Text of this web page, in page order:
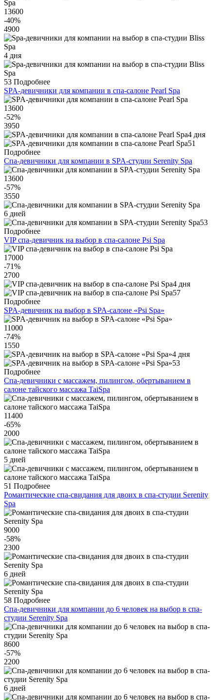
13600
-40%
4900
4 дня
53 Подробнее
SPA-девичники для компании в спа-салоне Pearl Spa
13600
-52%
3950
4 дня
51
Подробнее
Спа-девичники для компании в SPA-студии Serenity Spa
13600
-57%
3550
6 дней
53
Подробнее
VIP спа-девичник на выбор в спа-салоне Psi Spa
17000
-71%
2700
4 дня
57
Подробнее
SPA-девичник на выбор в SPA-салоне «Psi Spa»
11000
-74%
1550
4 дня
53
Подробнее
Спа-девичники с массажем, пилингом, обертыванием в
салоне тайского массажа TaiSpa
11400
-65%
2000
5 дней
51 Подробнее
Романтические спа-свидания для двоих в спа-студии Serenity
Spa
9000
-58%
2300
6 дней
58 Подробнее
Спа-девичники для компании до 6 человек на выбор в спа-
студии Serenity Spa
8600
-57%
2200
6 дней